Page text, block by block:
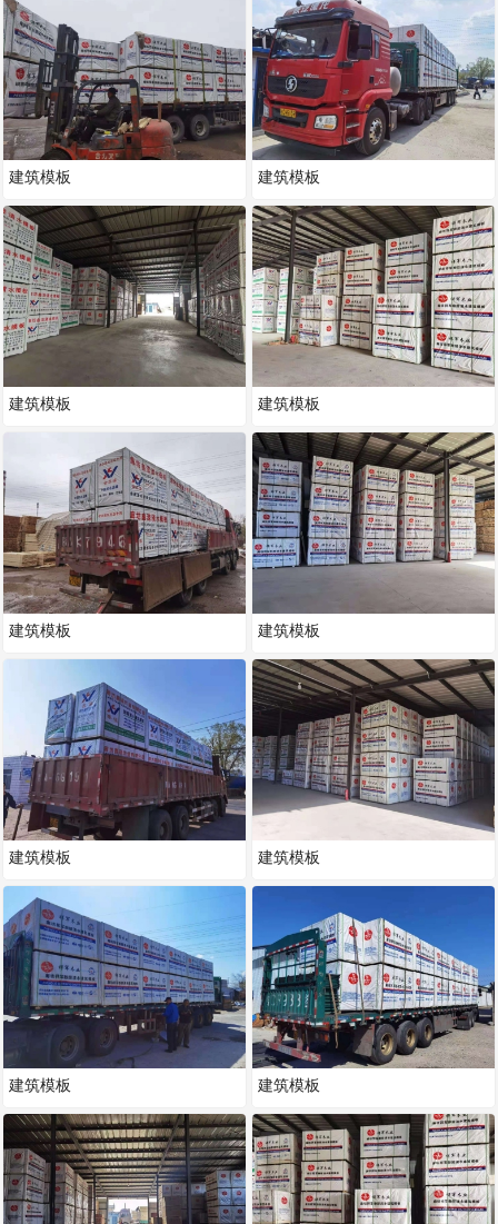
建筑模板
建筑模板
建筑模板
建筑模板
建筑模板
建筑模板
建筑模板
建筑模板
建筑模板
建筑模板